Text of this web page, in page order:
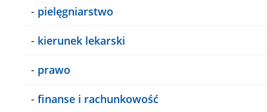
- pielęgniarstwo
- kierunek lekarski
- prawo
- finanse i rachunkowość